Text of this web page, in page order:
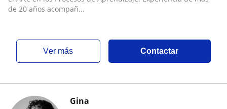
de 20 años acompañ...
ver más Contactar
Gina